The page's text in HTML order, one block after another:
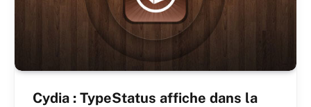
Cydia : TypeStatus affiche dans la